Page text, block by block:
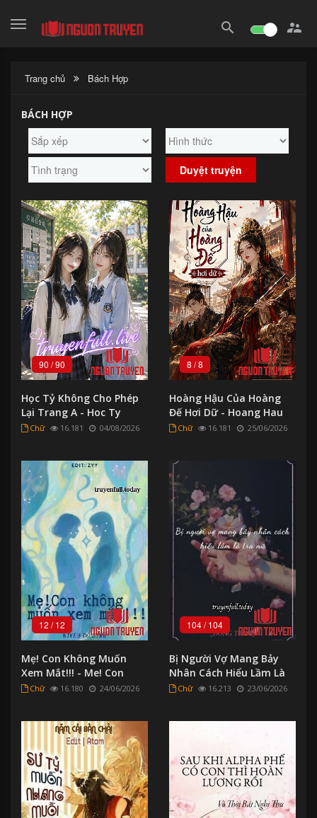
search 
Trang chủ Bách Hợp
BÁCH HỢP
90 /90
Học Tỷ Không Cho Phép
Lại Trang A - Hoc Ty
Khong Cho Phep Lai
Chữ 16.181 04/08/2026
8 /8
Hoàng Hậu Của Hoàng
Đế Hơi Dữ - Hoang Hau
Cua Hoang Đe Hoi Du
Chữ 16.181 25/06/2026
12 / 12
Mẹ! Con Không Muốn
Xem Mắt!!! - Me! Con
Khong Muon Xem Mat!!!
Chữ 16.180 24/06/2026
104/ 104
Bị Người Vợ Mang Bảy
Nhân Cách Hiểu Lầm Là
Tra Nữ - Bi Nguoi Vo
Chữ 16.213 23/06/2026